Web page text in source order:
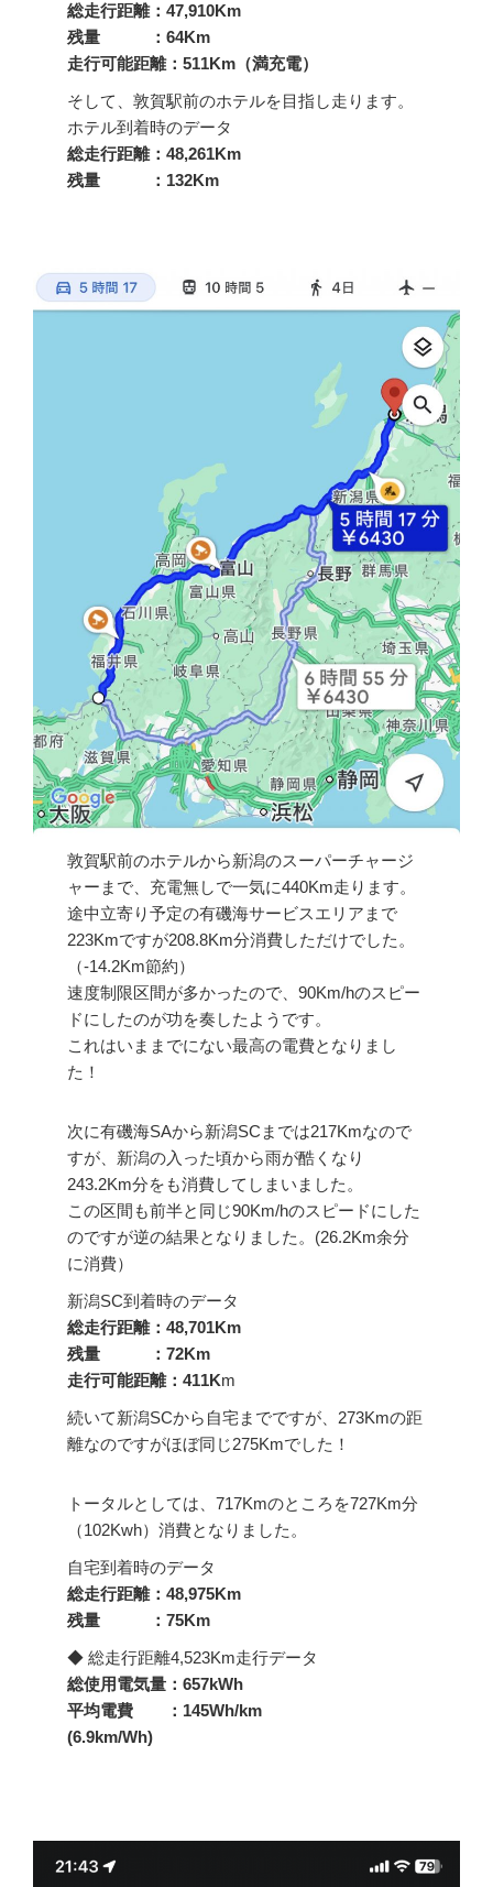
総走行距離：47,910Km
残量 ：64Km
走行可能距離：511Km（満充電）
そして、敦賀駅前のホテルを目指し走ります。
ホテル到着時のデータ
総走行距離：48,261Km
残量 ：132Km
敦賀駅前のホテルから新潟のスーパーチャージ
ャーまで、充電無しで一気に440Km走ります。
途中立寄り予定の有磯海サービスエリアまで
223Kmですが208.8Km分消費しただけでした。
（-14.2Km節約）
速度制限区間が多かったので、90Km/hのスピー
ドにしたのが功を奏したようです。
これはいままでにない最高の電費となりまし
た！
次に有磯海SAから新潟SCまでは217Kmなので
すが、新潟の入った頃から雨が酷くなり
243.2Km分をも消費してしまいました。
この区間も前半と同じ90Km/hのスピードにした
のですが逆の結果となりました。(26.2Km余分
に消費）
新潟SC到着時のデータ
総走行距離：48,701Km
残量 ：72Km
走行可能距離：411Km
続いて新潟SCから自宅までですが、273Kmの距
離なのですがほぼ同じ275Kmでした！
トータルとしては、717Kmのところを727Km分
（102Kwh）消費となりました。
自宅到着時のデータ
総走行距離：48,975Km
残量 ：75Km
◆ 総走行距離4,523Km走行データ
総使用電気量：657kWh
平均電費 ：145Wh/km
(6.9km/Wh)